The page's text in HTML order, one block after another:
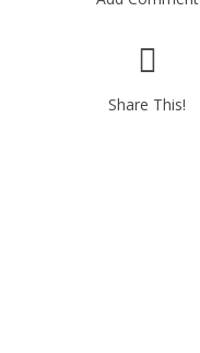
Share This!